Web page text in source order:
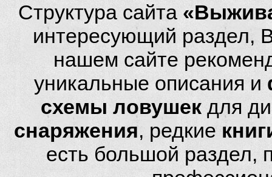
Структура сайта
интересующий раздел,
нашем сайте
уникальные описания и
схемы ловушек для
снаряжения, редкие
есть большой